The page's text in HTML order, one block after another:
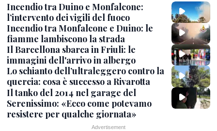
Incendio tra Duino e Monfalcone:
l’intervento dei vigili del fuoco
Incendio tra Monfalcone e Duino: le
fiamme lambiscono la strada
Il Barcellona sbarca in Friuli: le
immagini dell'arrivo in albergo
Lo schianto dell’ultraleggero contro la
quercia: cosa è successo a Rivarotta
Il tanko del 2014 nel garage del
Serenissimo: «Ecco come potevamo
resistere per qualche giornata»